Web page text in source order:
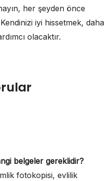
her şeyden önce
iyi hissetmek, daha
olacaktır.
belgeler gereklidir?
fotokopisi, evlilik